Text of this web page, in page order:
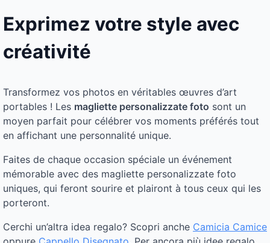
Exprimez votre style avec
créativité
Transformez vos photos en véritables œuvres d’art
portables ! Les magliette personalizzate foto sont un
moyen parfait pour célébrer vos moments préférés tout
en affichant une personnalité unique.
Faites de chaque occasion spéciale un événement
mémorable avec des magliette personalizzate foto
uniques, qui feront sourire et plairont à tous ceux qui les
porteront.
Cerchi un’altra idea regalo? Scopri anche Camicia Camice